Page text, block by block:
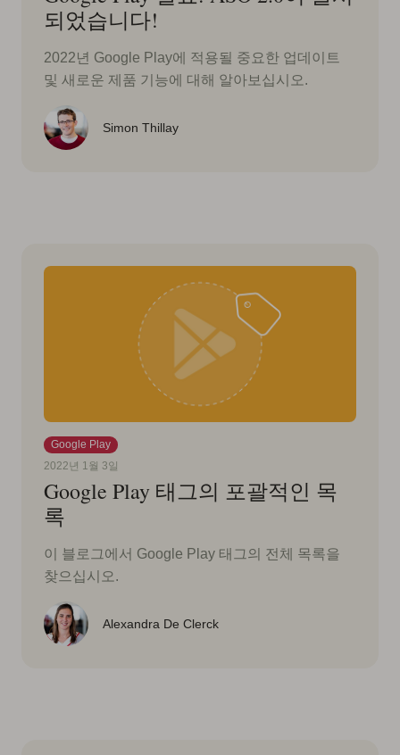
되었습니다!
2022년 Google Play에 적용될 중요한 업데이트
및 새로운 제품 기능에 대해 알아보십시오.
Simon Thillay
Google Play
2022년 1월 3일
Google Play 태그의 포괄적인 목
록
이 블로그에서 Google Play 태그의 전체 목록을
찾으십시오.
Alexandra De Clerck